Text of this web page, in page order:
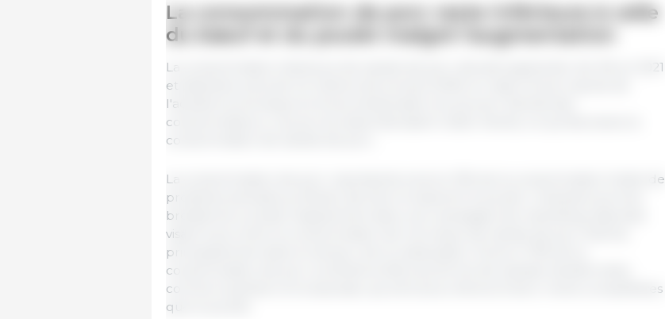
La consommation de porc reste inférieure à celle
du bœuf et du poulet malgré l'augmentation
La consommation intérieure de viande de porc devrait augmenter de 4% en 2021
et atteindre près de 3,2 millions de tonnes (CWE) en raison d'une reprise de
l'activité économique et d'une amélioration du pouvoir d'achat des
consommateurs. Les prix du bœuf devraient rester élevés, ce qui favorisera la
consommation de viande de porc.
La consommation de porc représente environ 15% de la consommation totale de
protéines animales au Brésil, derrière le bœuf et le poulet. L'industrie porcine
brésilienne a investi massivement dans une campagne de marketing nationale
visant à accroître la consommation de morceaux de viande de porc fraîche,
principalement dans le secteur de la restauration. Environ 70% de la
consommation de porc au Brésil se fait sous forme de viandes transformées
comme le jambon et la saucisse, qui sont plus chères et donc moins compétitives
que le poulet.